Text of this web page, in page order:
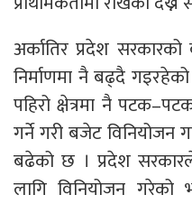
अर्कातिर प्रदेश
निर्माणमा नै बढ्दै
पहिरो क्षेत्रमा नै
गर्ने गरी बजेट विनियोजन
बढेको छ । प्रदेश
लागि विनियोजन